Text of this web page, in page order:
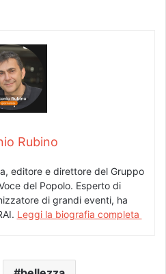
Rubino
editore e direttore del Gruppo
del Popolo. Esperto di
di grandi eventi, ha
Leggi la biografia completa